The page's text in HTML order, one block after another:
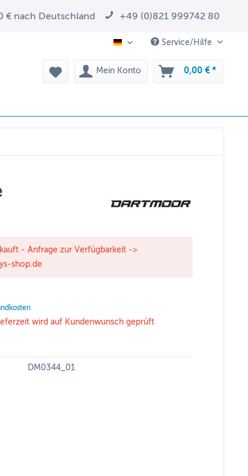
€ nach Deutschland +49 (0)821 999742 80
DE Service/Hilfe
Mein Konto 0,00 € *
- Anfrage zur Verfügbarkeit ->
shop.de
wird auf Kundenwunsch geprüft
DM0344_01